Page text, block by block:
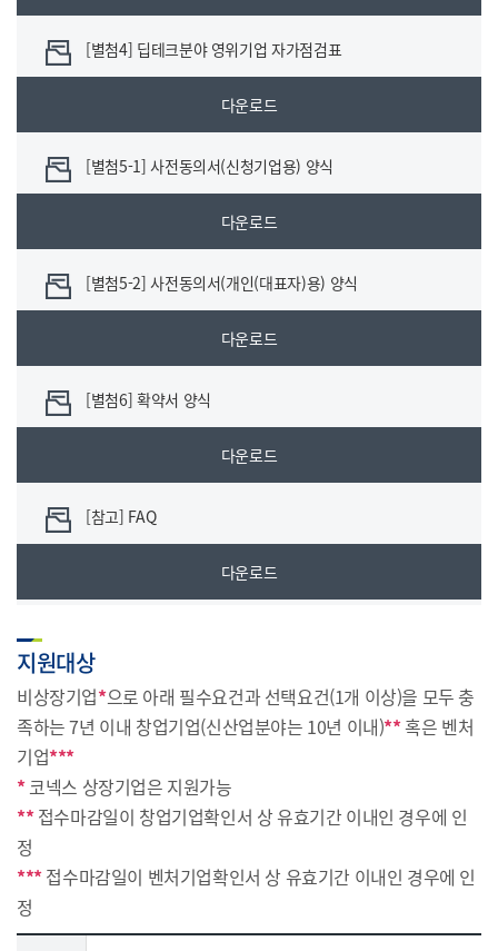
[별첨4] 딥테크분야 영위기업 자가점검표
다운로드
[별첨5-1] 사전동의서(신청기업용) 양식
다운로드
[별첨5-2] 사전동의서(개인(대표자)용) 양식
다운로드
[별첨6] 확약서 양식
다운로드
[참고] FAQ
다운로드
지원대상
비상장기업*으로 아래 필수요건과 선택요건(1개 이상)을 모두 충
족하는 7년 이내 창업기업(신산업분야는 10년 이내)**혹은 벤처
기업***
*코넥스 상장기업은 지원가능
**접수마감일이 창업기업확인서 상 유효기간 이내인 경우에 인
정
***접수마감일이 벤처기업확인서 상 유효기간 이내인 경우에 인
정